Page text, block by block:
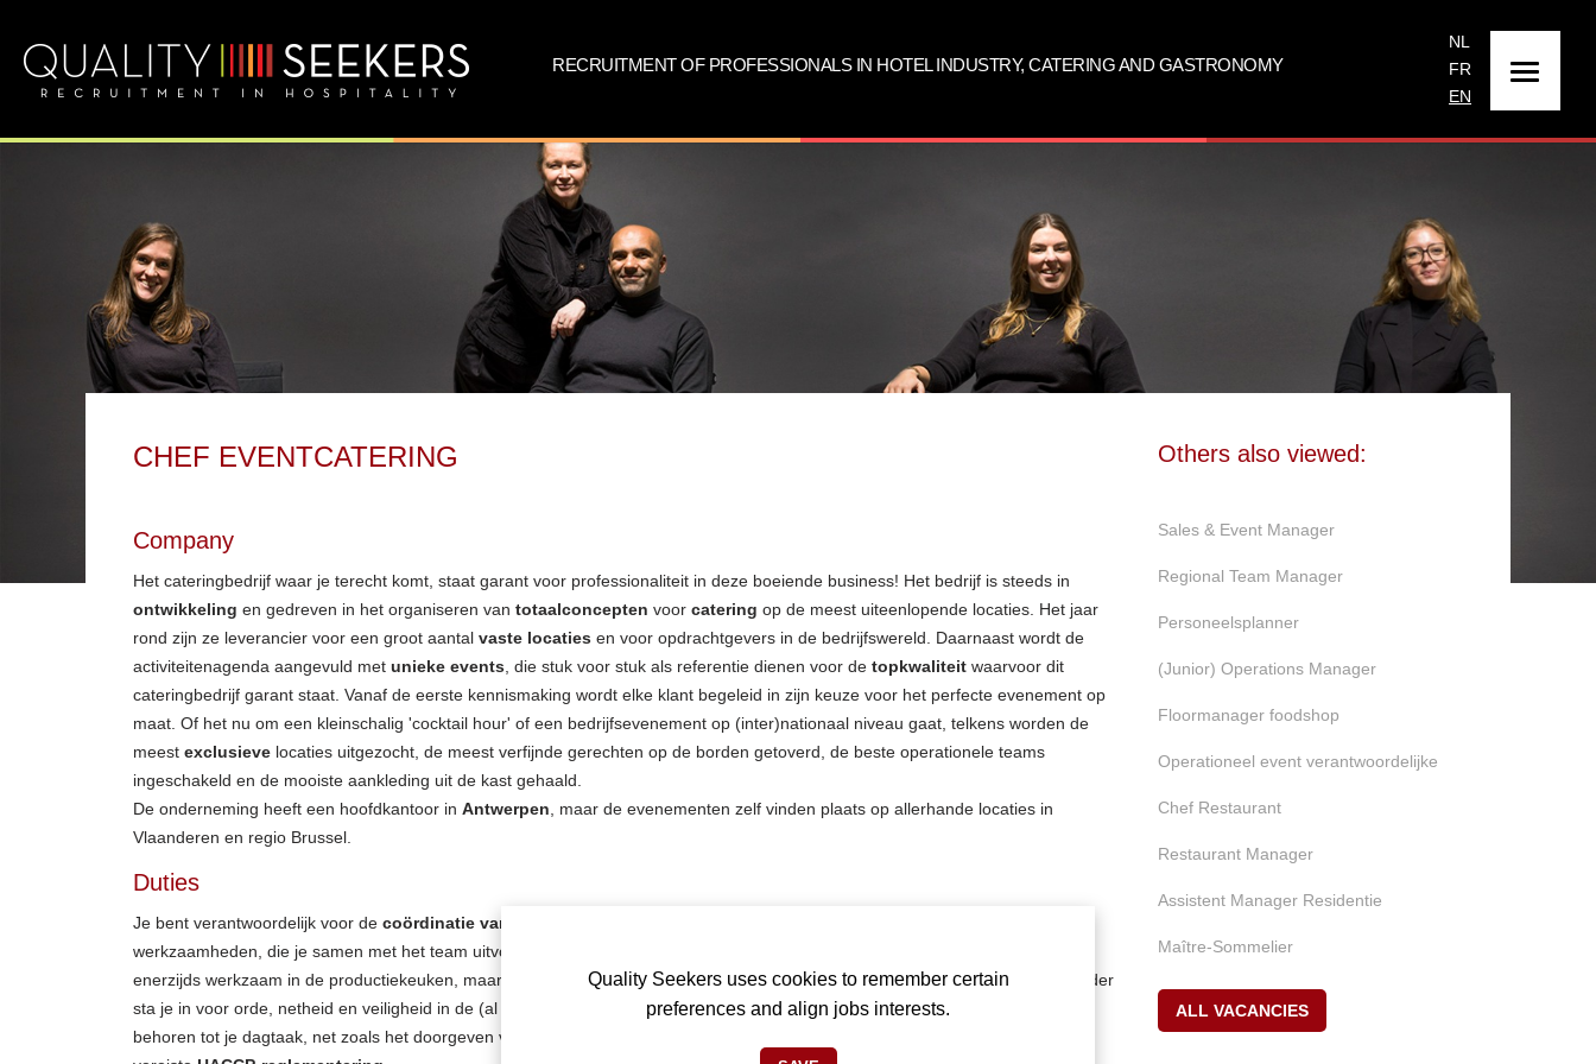
RECRUITMENT OF PROFESSIONALS IN HOTEL INDUSTRY, CATERING AND GASTRONOMY
NL
FR
EN
CHEF EVENTCATERING
Company
Het cateringbedrijf waar je terecht komt, staat garant voor professionaliteit in deze boeiende business! Het bedrijf is steeds in
ontwikkeling en gedreven in het organiseren van totaalconcepten voor catering op de meest uiteenlopende locaties. Het jaar
rond zijn ze leverancier voor een groot aantal vaste locaties en voor opdrachtgevers in de bedrijfswereld. Daarnaast wordt de
activiteitenagenda aangevuld met unieke events , die stuk voor stuk als referentie dienen voor de topkwaliteit waarvoor dit
cateringbedrijf garant staat. Vanaf de eerste kennismaking wordt elke klant begeleid in zijn keuze voor het perfecte evenement op
maat. Of het nu om een kleinschalig 'cocktail hour' of een bedrijfsevenement op (inter)nationaal niveau gaat, telkens worden de
meest exclusieve locaties uitgezocht, de meest verfijnde gerechten op de borden getoverd, de beste operationele teams
ingeschakeld en de mooiste aankleding uit de kast gehaald.
De onderneming heeft een hoofdkantoor in Antwerpen , maar de evenementen zelf vinden plaats op allerhande locaties in
Vlaanderen en regio Brussel.
Duties
Je bent verantwoordelijk voor de coördinatie van de keuken
werkzaamheden, die je samen met het team uitvoert: mise-en-place, bereiden, schikken en garneren van gerechten. Je bent
enerzijds werkzaam in de productiekeuken, maar gaat ook mee op locatie om een diner, live cooking of buffet te verzorgen. Verder
sta je in voor orde, netheid en veiligheid in de (al dan niet tijdelijke) keuken. Controle van voorraden op versheid en hoeveelheid
behoren tot je dagtaak, net zoals het doorgeven van bestellingen aan de verantwoordelijke. Je implementeert moeiteloos de
Others also viewed:
Sales & Event Manager
Regional Team Manager
Personeelsplanner
(Junior) Operations Manager
Floormanager foodshop
Operationeel event verantwoordelijke
Chef Restaurant
Restaurant Manager
Assistent Manager Residentie
Maître-Sommelier
ALL VACANCIES
Quality Seekers uses cookies to remember certain
preferences and align jobs interests.